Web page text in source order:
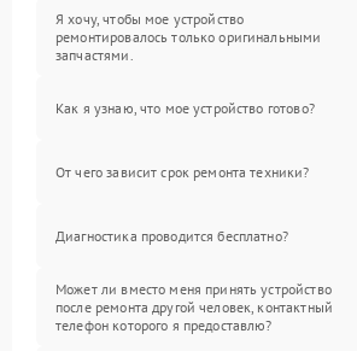
Я хочу, чтобы мое устройство
ремонтировалось только оригинальными
запчастями.
Как я узнаю, что мое устройство готово?
От чего зависит срок ремонта техники?
Диагностика проводится бесплатно?
Может ли вместо меня принять устройство
после ремонта другой человек, контактный
телефон которого я предоставлю?